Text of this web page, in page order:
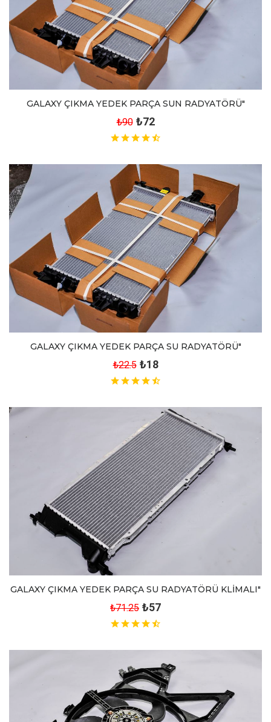
GALAXY ÇIKMA YEDEK PARÇA SUN RADYATÖRÜ"
₺90 ₺72
GALAXY ÇIKMA YEDEK PARÇA SU RADYATÖRÜ"
₺22.5 ₺18
GALAXY ÇIKMA YEDEK PARÇA SU RADYATÖRÜ KLİMALI"
₺71.25 ₺57